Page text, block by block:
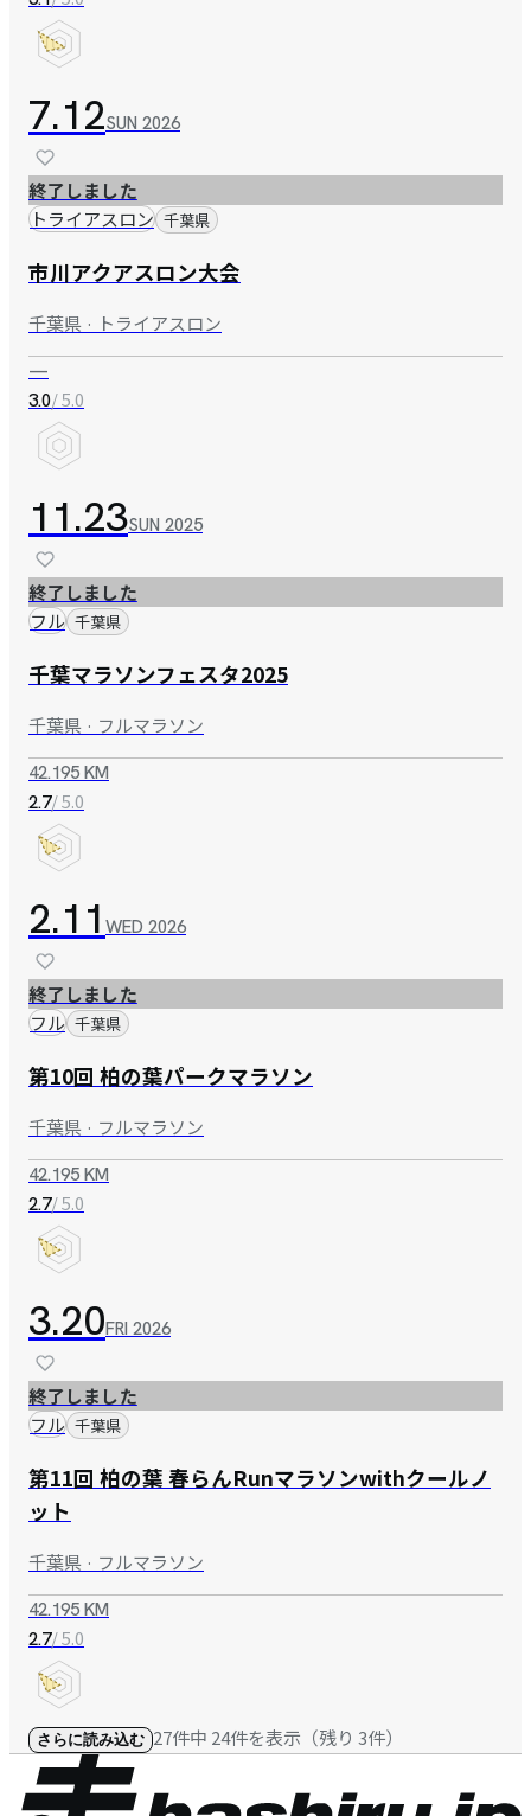
7.12SUN 2026
終了しました
トライアスロン 千葉県
市川アクアスロン大会
千葉県 · トライアスロン
—
3.0/ 5.0
11.23SUN 2025
終了しました
フル 千葉県
千葉マラソンフェスタ2025
千葉県 · フルマラソン
42.195 KM
2.7/ 5.0
2.11 WED 2026
終了しました
フル 千葉県
第10回 柏の葉パークマラソン
千葉県 · フルマラソン
42.195 KM
2.7/ 5.0
3.20FRI 2026
終了しました
フル 千葉県
第11回 柏の葉 春らんRunマラソンwithクールノ
ット
千葉県 · フルマラソン
42.195 KM
2.7/ 5.0
さらに読み込む 27件中 24件を表示（残り 3件）